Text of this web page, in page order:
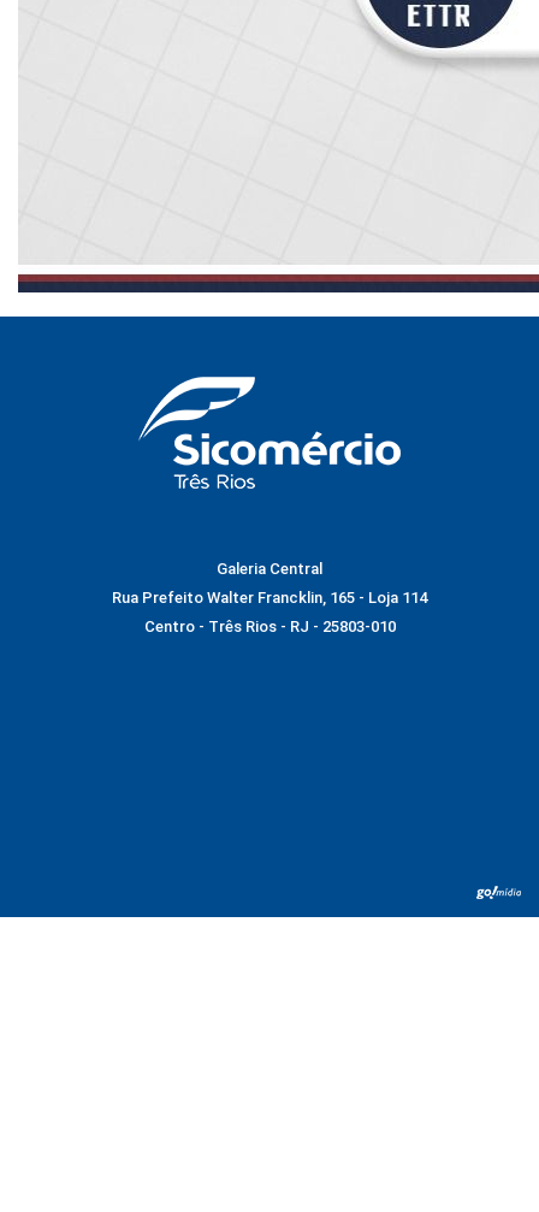
Galeria Central
Rua Prefeito Walter Francklin, 165 - Loja 114
Centro - Três Rios - RJ - 25803-010